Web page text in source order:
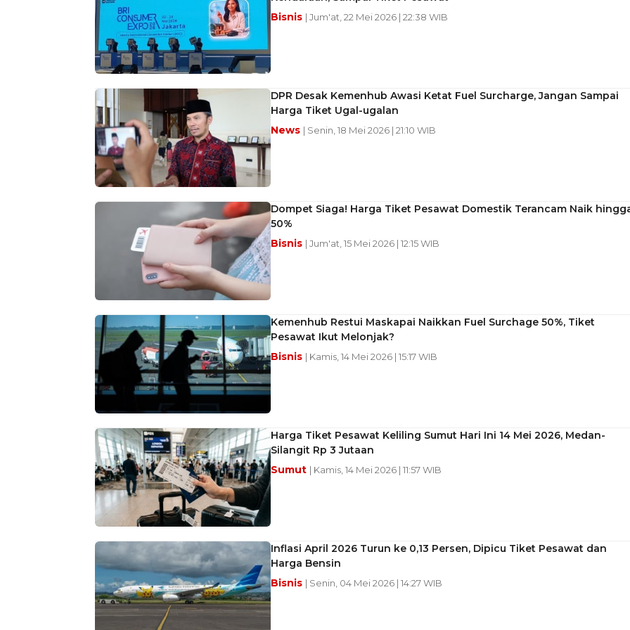
Bisnis | Jum'at, 22 Mei 2026 | 22:38 WIB
DPR Desak Kemenhub Awasi Ketat Fuel Surcharge, Jangan Sampai
Harga Tiket Ugal-ugalan
News | Senin, 18 Mei 2026 | 21:10 WIB
Dompet Siaga! Harga Tiket Pesawat Domestik Terancam Naik
50%
Bisnis | Jum'at, 15 Mei 2026 | 12:15 WIB
Kemenhub Restui Maskapai Naikkan Fuel Surchage 50%, Tiket
Pesawat Ikut Melonjak?
Bisnis | Kamis, 14 Mei 2026 | 15:17 WIB
Harga Tiket Pesawat Keliling Sumut Hari Ini 14 Mei 2026, Medan-
Silangit Rp 3 Jutaan
Sumut | Kamis, 14 Mei 2026 | 11:57 WIB
Inflasi April 2026 Turun ke 0,13 Persen, Dipicu Tiket Pesawat dan
Harga Bensin
Bisnis | Senin, 04 Mei 2026 | 14:27 WIB